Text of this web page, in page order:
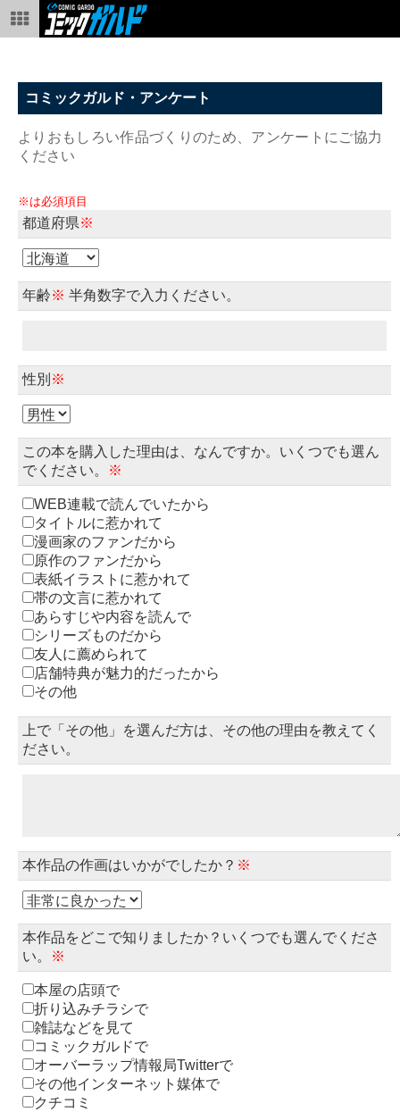
コミックガルド・アンケート
よりおもしろい作品づくりのため、アンケートにご協力
ください
※は必須項目
都道府県※
年齢※ 半角数字で入力ください。
性別 ※
この本を購入した理由は、なんですか。いくつでも選ん
でください。
※
WEB連載で読んでいたから
タイトルに惹かれて
漫画家のファンだから
原作のファンだから
表紙イラストに惹かれて
帯の文言に惹かれて
あらすじや内容を読んで
シリーズものだから
友人に薦められて
店舗特典が魅力的だったから
その他
上で「その他」を選んだ方は、その他の理由を教えてく
ださい。
本作品の作画はいかがでしたか？ ※
本作品をどこで知りましたか？いくつでも選んでくださ
い。
※
本屋の店頭で
折り込みチラシで
雑誌などを見て
コミックガルドで
オーバーラップ情報局Twitterで
その他インターネット媒体で
クチコミ